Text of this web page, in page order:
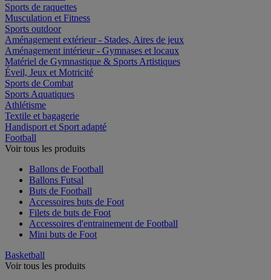
Sports de raquettes
Musculation et Fitness
Sports outdoor
Aménagement extérieur - Stades, Aires de jeux
Aménagement intérieur - Gymnases et locaux
Matériel de Gymnastique & Sports Artistiques
Éveil, Jeux et Motricité
Sports de Combat
Sports Aquatiques
Athlétisme
Textile et bagagerie
Handisport et Sport adapté
Football
Voir tous les produits
Ballons de Football
Ballons Futsal
Buts de Football
Accessoires buts de Foot
Filets de buts de Foot
Accessoires d'entrainement de Football
Mini buts de Foot
Basketball
Voir tous les produits